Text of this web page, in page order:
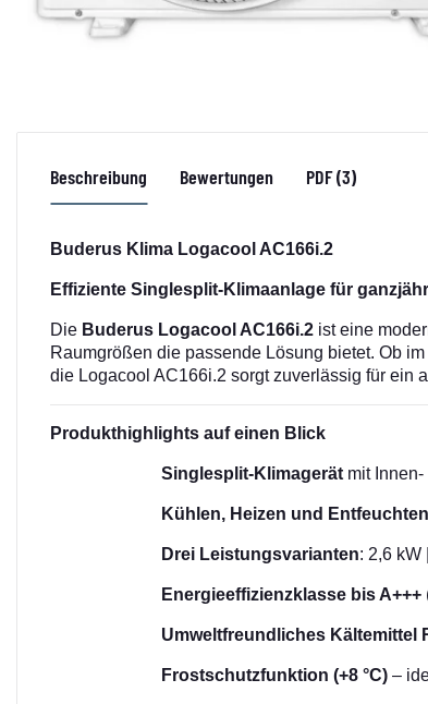
Beschreibung Bewertungen PDF (3)
Buderus Klima Logacool AC166i.2
Effiziente Singlesplit-Klimaanlage für
Die Buderus Logacool AC166i.2 ist eine
Raumgrößen die passende Lösung bietet. Ob
die Logacool AC166i.2 sorgt zuverlässig für ein
Produkthighlights auf einen Blick
Singlesplit-Klimagerät mit
Kühlen, Heizen und Entfeuchten
Drei Leistungsvarianten: 2,6 kW
Energieeffizienzklasse bis A+++
Umweltfreundliches Kältemittel
Frostschutzfunktion (+8 °C) –